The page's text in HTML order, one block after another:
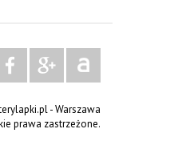
- Warszawa
prawa zastrzeżone.